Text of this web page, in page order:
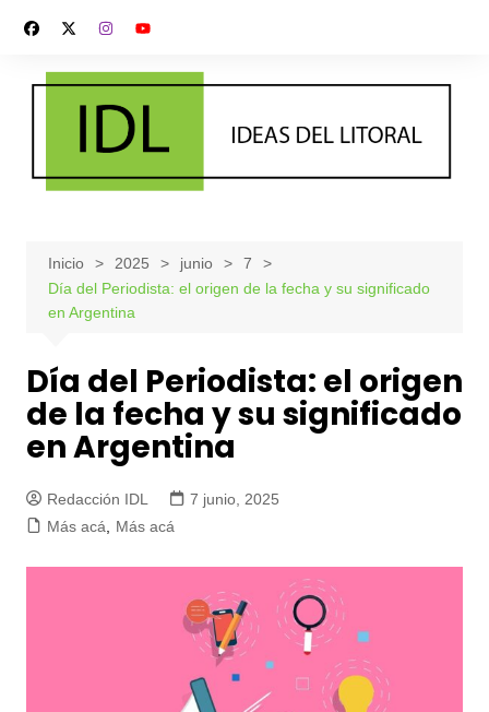
contenido
Inicio 2025 junio
7
Día del Periodista: el origen de la fecha y su significado
en Argentina
Día del Periodista: el origen
de la fecha y su significado
en Argentina
Redacción IDL
7 junio, 2025
Más acá, Más acá